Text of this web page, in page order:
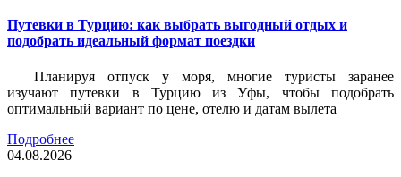
Путевки в Турцию: как выбрать выгодный отдых и
подобрать идеальный формат поездки
Планируя отпуск у моря, многие туристы заранее
изучают путевки в Турцию из Уфы, чтобы подобрать
оптимальный вариант по цене, отелю и датам вылета
Подробнее
04.08.2026